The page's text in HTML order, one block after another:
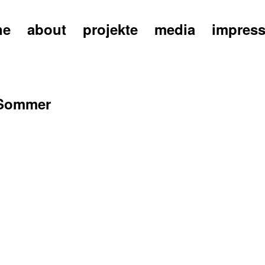
about projekte media